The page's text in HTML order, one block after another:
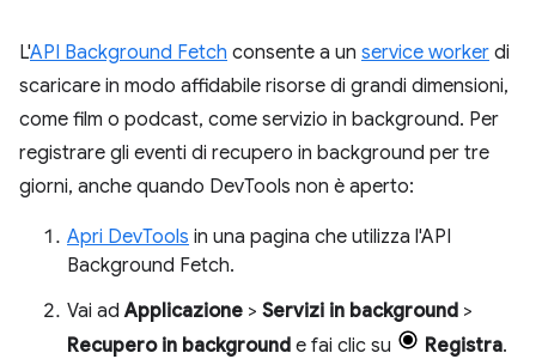
L'API Background Fetch consente a un service worker di
scaricare in modo affidabile risorse di grandi dimensioni,
come film o podcast, come servizio in background. Per
registrare gli eventi di recupero in background per tre
giorni, anche quando DevTools non è aperto:
Apri DevTools in una pagina che utilizza l'API
Background Fetch.
Vai adApplicazione > Servizi in background >
Recupero in background e fai clic su Registra.